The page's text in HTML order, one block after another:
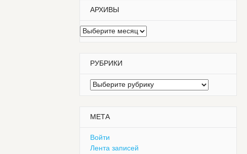
АРХИВЫ
Архивы
РУБРИКИ
Рубрики
МЕТА
Войти
Лента записей